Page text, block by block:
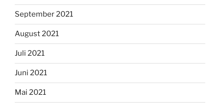
September 2021
August 2021
Juli 2021
Juni 2021
Mai 2021